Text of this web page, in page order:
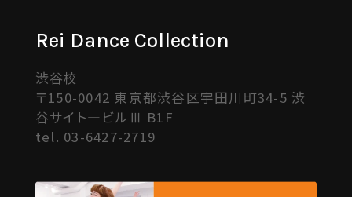
Rei Dance Collection
渋谷校
〒150-0042 東京都渋谷区宇田川町34-5 渋
谷サイト―ビルⅢ B1F
tel. 03-6427-2719